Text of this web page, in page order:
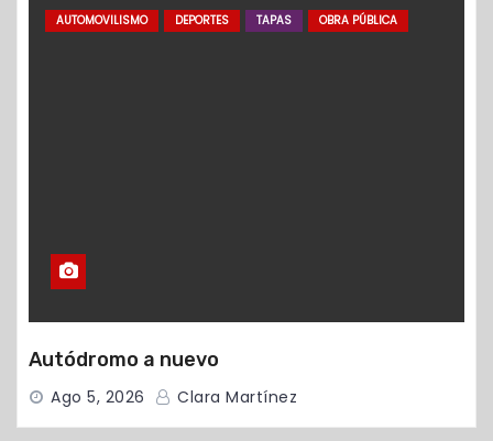
AUTOMOVILISMO DEPORTES TAPAS OBRA PÚBLICA
Autódromo a nuevo
Ago 5, 2026 Clara Martínez